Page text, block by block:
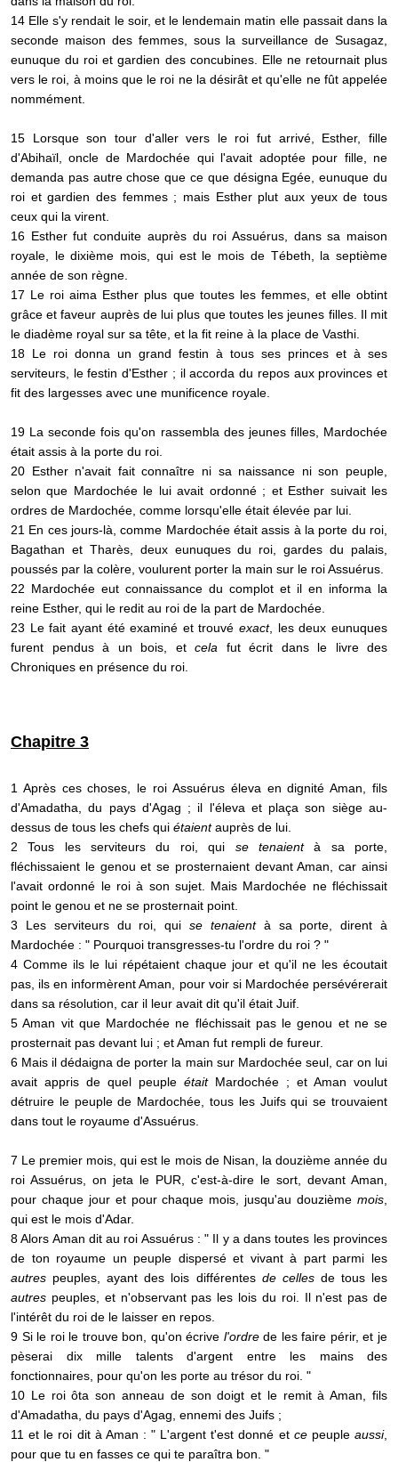
14 Elle s'y rendait le soir, et le lendemain matin elle passait dans la
seconde maison des femmes, sous la surveillance de Susagaz,
eunuque du roi et gardien des concubines. Elle ne retournait plus
vers le roi, à moins que le roi ne la désirât et qu'elle ne fût appelée
nommément.
15 Lorsque son tour d'aller vers le roi fut arrivé, Esther, fille
d'Abihaïl, oncle de Mardochée qui l'avait adoptée pour fille, ne
demanda pas autre chose que ce que désigna Egée, eunuque du
roi et gardien des femmes ; mais Esther plut aux yeux de tous
ceux qui la virent.
16 Esther fut conduite auprès du roi Assuérus, dans sa maison
royale, le dixième mois, qui est le mois de Tébeth, la septième
année de son règne.
17 Le roi aima Esther plus que toutes les femmes, et elle obtint
grâce et faveur auprès de lui plus que toutes les jeunes filles. Il mit
le diadème royal sur sa tête, et la fit reine à la place de Vasthi.
18 Le roi donna un grand festin à tous ses princes et à ses
serviteurs, le festin d'Esther ; il accorda du repos aux provinces et
fit des largesses avec une munificence royale.
19 La seconde fois qu'on rassembla des jeunes filles, Mardochée
était assis à la porte du roi.
20 Esther n'avait fait connaître ni sa naissance ni son peuple,
selon que Mardochée le lui avait ordonné ; et Esther suivait les
ordres de Mardochée, comme lorsqu'elle était élevée par lui.
21 En ces jours-là, comme Mardochée était assis à la porte du roi,
Bagathan et Tharès, deux eunuques du roi, gardes du palais,
poussés par la colère, voulurent porter la main sur le roi Assuérus.
22 Mardochée eut connaissance du complot et il en informa la
reine Esther, qui le redit au roi de la part de Mardochée.
23 Le fait ayant été examiné et trouvéexact, les deux eunuques
furent pendus à un bois, et cela fut écrit dans le livre des
Chroniques en présence du roi.
Chapitre 3
1 Après ces choses, le roi Assuérus éleva en dignité Aman, fils
d'Amadatha, du pays d'Agag ; il l'éleva et plaça son siège au-
dessus de tous les chefs qui étaientauprès de lui.
2 Tous les serviteurs du roi, qui se tenaientà sa porte,
fléchissaient le genou et se prosternaient devant Aman, car ainsi
l'avait ordonné le roi à son sujet. Mais Mardochée ne fléchissait
point le genou et ne se prosternait point.
3 Les serviteurs du roi, qui se tenaientà sa porte, dirent à
Mardochée : " Pourquoi transgresses-tu l'ordre du roi ? "
4 Comme ils le lui répétaient chaque jour et qu'il ne les écoutait
pas, ils en informèrent Aman, pour voir si Mardochée persévérerait
dans sa résolution, car il leur avait dit qu'il était Juif.
5 Aman vit que Mardochée ne fléchissait pas le genou et ne se
prosternait pas devant lui ; et Aman fut rempli de fureur.
6 Mais il dédaigna de porter la main sur Mardochée seul, car on lui
avait appris de quel peuple étaitMardochée ; et Aman voulut
détruire le peuple de Mardochée, tous les Juifs qui se trouvaient
dans tout le royaume d'Assuérus.
7 Le premier mois, qui est le mois de Nisan, la douzième année du
roi Assuérus, on jeta le PUR, c'est-à-dire le sort, devant Aman,
pour chaque jour et pour chaque mois, jusqu'au douzième mois
qui est le mois d'Adar.
8 Alors Aman dit au roi Assuérus : " Il y a dans toutes les provinces
de ton royaume un peuple dispersé et vivant à part parmi les
autres peuples, ayant des lois différentes de cellesde tous les
autres peuples, et n'observant pas les lois du roi. Il n'est pas de
l'intérêt du roi de le laisser en repos.
9 Si le roi le trouve bon, qu'on écrive l'ordrede les faire périr, et je
pèserai dix mille talents d'argent entre les mains des
fonctionnaires, pour qu'on les porte au trésor du roi. "
10 Le roi ôta son anneau de son doigt et le remit à Aman, fils
d'Amadatha, du pays d'Agag, ennemi des Juifs ;
11 et le roi dit à Aman : " L'argent t'est donné et cepeupleaussi,
pour que tu en fasses ce qui te paraîtra bon. "